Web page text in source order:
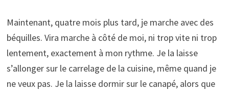
Maintenant, quatre mois plus tard, je marche avec des
béquilles. Vira marche à côté de moi, ni trop vite ni trop
lentement, exactement à mon rythme. Je la laisse
s’allonger sur le carrelage de la cuisine, même quand je
ne veux pas. Je la laisse dormir sur le canapé, alors que